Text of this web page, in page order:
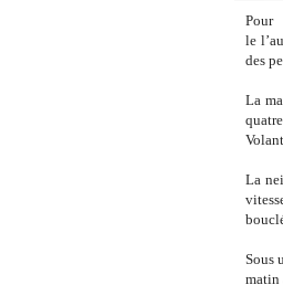
Pour
le
des
La
La
Sous
matin